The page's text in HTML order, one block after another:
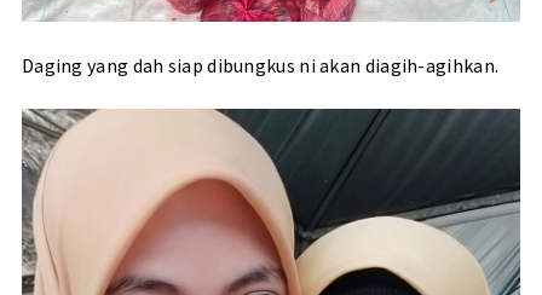
Daging yang dah siap dibungkus ni akan diagih-agihkan.